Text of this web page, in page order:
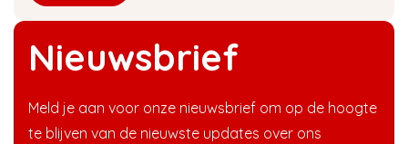
Nieuwsbrief
Meld je aan voor onze nieuwsbrief om op de hoogte
te blijven van de nieuwste updates over ons